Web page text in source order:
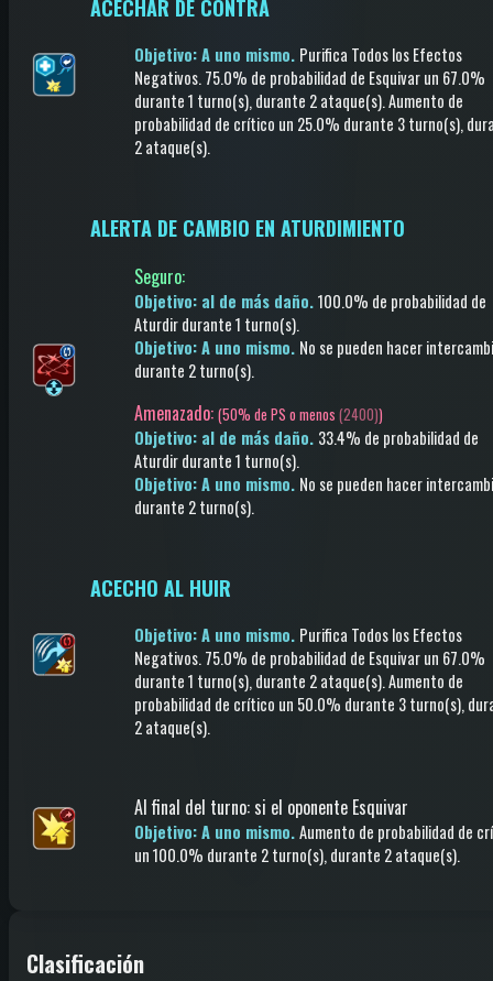
ACECHAR DE CONTRA
Objetivo: A uno mismo. Purifica Todos los Efectos
Negativos.75.0% de probabilidad de Esquivarun 67.0%
durante 1 turno(s), durante 2 ataque(s).Aumento de
probabilidad de crítico un 25.0% durante 3 turno(s),
2 ataque(s).
ALERTA DE CAMBIO EN ATURDIMIENTO
Seguro:
Objetivo: al de más daño.100.0% de probabilidad de
Aturdirdurante 1 turno(s).
Objetivo: A uno mismo. No se pueden hacer
durante 2 turno(s).
Amenazado: (50% de PS o menos (2400))
Objetivo: al de más daño. 33.4% de probabilidad de
Aturdirdurante 1 turno(s).
Objetivo: A uno mismo. No se pueden hacer
durante 2 turno(s).
ACECHO AL HUIR
Objetivo: A uno mismo. Purifica Todos los Efectos
Negativos.75.0% de probabilidad de Esquivarun 67.0%
durante 1 turno(s), durante 2 ataque(s).Aumento de
probabilidad de crítico un 50.0% durante 3 turno(s),
2 ataque(s).
Al final del turno: si el oponente Esquivar
Objetivo: A uno mismo.Aumento de probabilidad de
un 100.0% durante 2 turno(s), durante 2 ataque(s).
Clasificación